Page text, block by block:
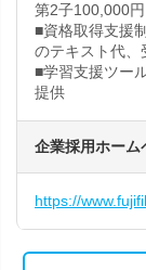
第2子100,000
■資格取得支援
のテキスト代、
■学習支援ツー
提供
企業採用ホーム
https://